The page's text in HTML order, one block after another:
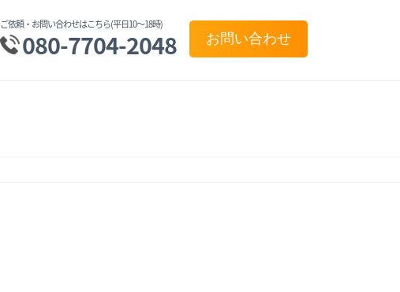
ご依頼・お問い合わせはこちら(平日10〜18時)
080-7704-2048 お問い合わせ